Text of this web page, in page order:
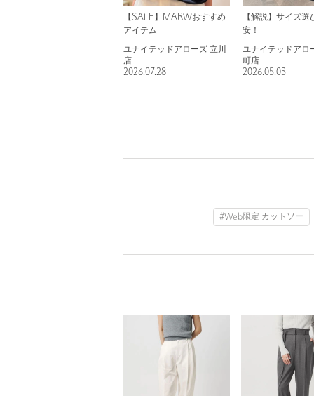
【SALE】MARWおすすめ
アイテム
ユナイテッドアローズ 立川
店
2026.07.28
【解説】サイズ選
安！
ユナイテッドアロ
町店
2026.05.03
#Web限定 カットソー